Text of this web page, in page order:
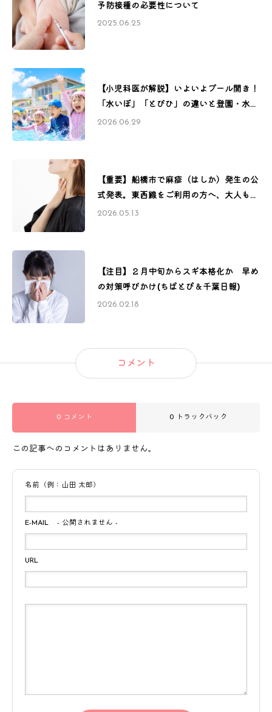
予防接種の必要性について
2025.06.25
【小児科医が解説】いよいよプール開き！
「水いぼ」「とびひ」の違いと登園・水遊
びのルール
2026.06.29
【重要】船橋市で麻疹（はしか）発生の公
式発表。東西線をご利用の方へ、大人も注
意すべき理由と正しい対処法
2026.05.13
【注目】２月中旬からスギ本格化か 早め
の対策呼びかけ(ちばとぴ＆千葉日報)
2026.02.18
コメント
0 コメント 0 トラックバック
この記事へのコメントはありません。
名前（例：山田 太郎）
E-MAIL - 公開されません -
URL